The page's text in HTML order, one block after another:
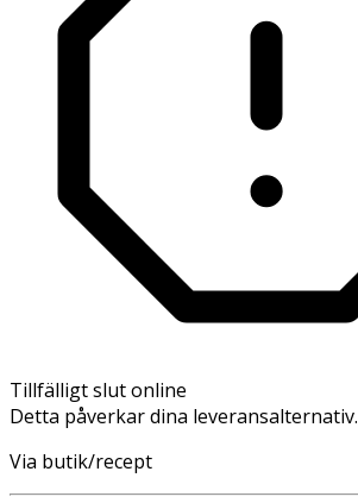
Tillfälligt slut online
Detta påverkar dina leveransalternativ.
Via butik/recept